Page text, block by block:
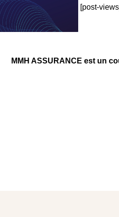
[post-
MMH ASSURANCE est un